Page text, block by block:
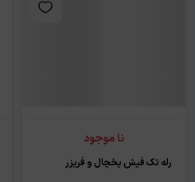
نا موجود
رله تک فیش یخچال و فریزر